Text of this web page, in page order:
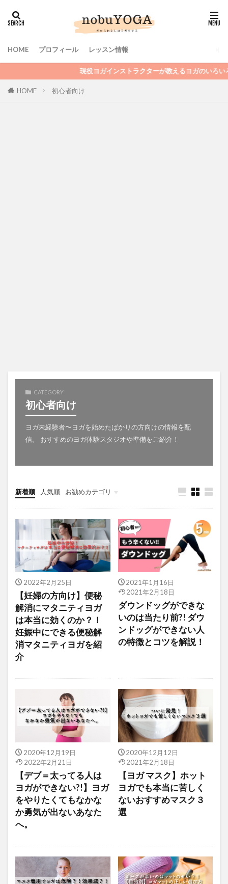
HOME プロフィール レッスン情報
現役ヨガインストラクターが教えるヨガのいろいろ。
HOME 初心者向け
CATEGORY
初心者向け
ヨガ未経験者〜ヨガを始めたばかりの方向けの情報を配
信。 おすすめのヨガ体験スタジオや準備をご紹介！
新着順 人気順 お勧めカテゴリ
未分類
2022年2月25日
【妊婦の方向け】便秘
解消にマタニティヨガ
は本当に効くのか？！
妊娠中にできる便秘解
消マタニティヨガを紹
介
2021年1月16日
2021年2月18日
ダウンドッグができな
いのは当たり前?! ダウ
ンドッグができない人
の特徴とコツを解説！
2020年12月19日
2022年2月21日
【デブ＝太ってる人は
ヨガができない?!】ヨガ
をやりたくてもなかな
か勇気が出ないあなた
へ。
2020年12月12日
2021年2月18日
【ヨガ マスク】ホット
ヨガでも本当に苦しく
ないおすすめマスク３
選